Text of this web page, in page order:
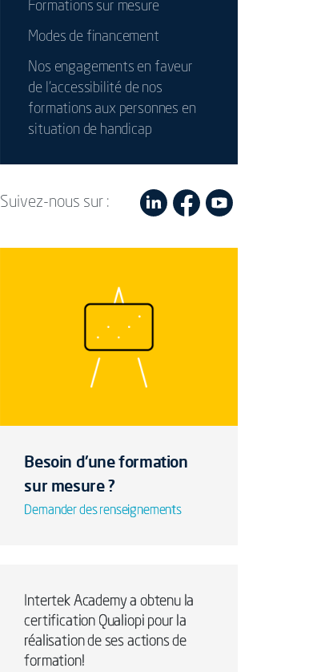
Formations sur mesure
Modes de financement
Nos engagements en faveur
de l’accessibilité de nos
formations aux personnes en
situation de handicap
Suivez-nous sur :
Besoin d'une formation
sur mesure ?
Demander des renseignements
Intertek Academy a obtenu la
certification Qualiopi pour la
réalisation de ses actions de
formation!